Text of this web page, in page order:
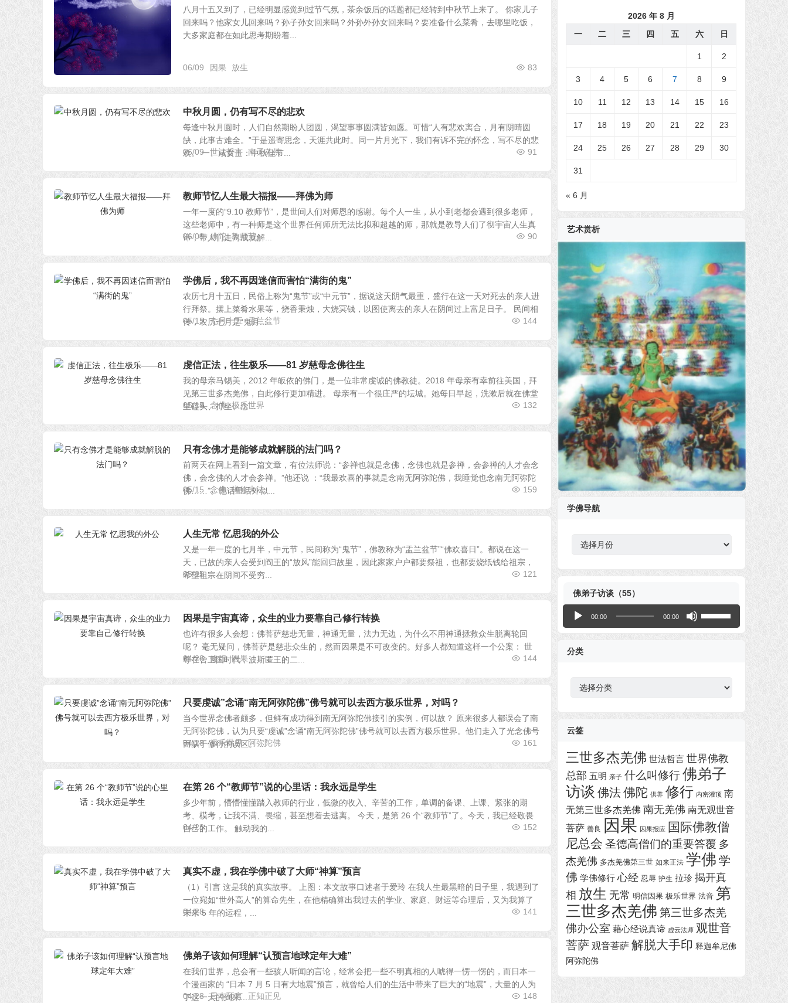
八月十五又到了，已经明显感觉到过节气氛，茶余饭后的话题都已经转到中秋节上来了。 你家儿子
回来吗？他家女儿回来吗？孙子孙女回来吗？外孙外孙女回来吗？要准备什么菜肴，去哪里吃饭，
大多家庭都在如此思考期盼着...
06/09 83
因果 放生
中秋月圆，仍有写不尽的悲欢
每逢中秋月圆时，人们自然期盼人团圆，渴望事事圆满皆如愿。可惜“人有悲欢离合，月有阴晴圆
缺，此事古难全。”于是遥寄思念，天涯共此时。同一片月光下，我们有诉不完的怀念，写不尽的悲
欢。 一、咸女士：中秋佳节...
06/09 91
世法哲言 南无羌佛
教师节忆人生最大福报——拜佛为师
一年一度的“9.10 教师节”，是世间人们对师恩的感谢。每个人一生，从小到老都会遇到很多老师，
这些老师中，有一种师是这个世界任何师所无法比拟和超越的师，那就是教导人们了彻宇宙人生真
谛，带人们走向成就解...
06/09 90
佛陀 教师节
学佛后，我不再因迷信而害怕“满街的鬼”
农历七月十五日，民俗上称为“鬼节”或“中元节”，据说这天阴气最重，盛行在这一天对死去的亲人进
行拜祭。摆上菜肴水果等，烧香秉烛，大烧冥钱，以图使离去的亲人在阴间过上富足日子。 民间相
传，农历七月是“鬼月...
05/15 144
七月十五 盂兰盆节
虔信正法，往生极乐——81 岁慈母念佛往生
我的母亲马锡美，2012 年皈依的佛门，是一位非常虔诚的佛教徒。2018 年母亲有幸前往美国，拜
见第三世多杰羌佛，自此修行更加精进。 母亲有一个很庄严的坛城。她每日早起，洗漱后就在佛堂
里磕头、打坐、念...
05/15 132
念佛 极乐世界
只有念佛才是能够成就解脱的法门吗？
前两天在网上看到一篇文章，有位法师说：“参禅也就是念佛，念佛也就是参禅，会参禅的人才会念
佛，会念佛的人才会参禅。”他还说 ：“我最欢喜的事就是念南无阿弥陀佛，我睡觉也念南无阿弥陀
佛……”。他话里话外似...
05/15 159
念佛 禅修大法
人生无常 忆思我的外公
又是一年一度的七月半，中元节，民间称为“鬼节”，佛教称为“盂兰盆节”“佛欢喜日”。都说在这一
天，已故的亲人会受到阎王的“放风”能回归故里，因此家家户户都要祭祖，也都要烧纸钱给祖宗，
希望祖宗在阴间不受穷...
05/15 121
因果是宇宙真谛，众生的业力要靠自己修行转换
也许有很多人会想：佛菩萨慈悲无量，神通无量，法力无边，为什么不用神通拯救众生脱离轮回
呢？ 毫无疑问，佛菩萨是慈悲众生的，然而因果是不可改变的。好多人都知道这样一个公案： 世
尊在舍卫国时代，波斯匿王的二...
04/28 144
修行 因果
只要虔诚”念诵“南无阿弥陀佛”佛号就可以去西方极乐世界，对吗？
当今世界念佛者颇多，但鲜有成功得到南无阿弥陀佛接引的实例，何以故？ 原来很多人都误会了南
无阿弥陀佛，认为只要“虔诚”念诵“南无阿弥陀佛”佛号就可以去西方极乐世界。他们走入了光念佛号
而缺于修行的误区。 ...
04/28 161
极乐世界 阿弥陀佛
在第 26 个“教师节”说的心里话：我永远是学生
多少年前，懵懵懂懂踏入教师的行业，低微的收入、辛苦的工作，单调的备课、上课、紧张的期
考、模考，让我不满、畏缩，甚至想着去逃离。 今天，是第 26 个“教师节”了。今天，我已经敬畏
自己的工作。 触动我的...
04/28 152
真实不虚，我在学佛中破了大师“神算”预言
（1）引言 这是我的真实故事。 上图：本文故事口述者于爱玲 在我人生最黑暗的日子里，我遇到了
一位宛如“世外高人”的算命先生，在他精确算出我过去的学业、家庭、财运等命理后，又为我算了
未来 5 年的运程，...
04/28 141
佛弟子该如何理解“认预言地球定年大难”
在我们世界，总会有一些骇人听闻的言论，经常会把一些不明真相的人唬得一愣一愣的，而日本一
个漫画家的 “日本 7 月 5 日有大地震”预言，就曾给人们的生活中带来了巨大的“地震”，大量的人为
了这一天的到来...
04/28 148
日本预言 正知正见
2026 年 8 月
一
二 三 四 五 六 日
1 2
3 4 5 6 7 8 9
10 11 12 13 14 15 16
17 18 19 20 21 22 23
24 25 26 27 28 29 30
31
« 6 月
艺术赏析
学佛导航
佛弟子访谈（55）
频
放
00:00 00:00
键
高
或
音
量。
分类
云签
三世多杰羌佛 世法哲言 世界佛教
总部 五明 亲子 什么叫修行 佛弟子
访谈 佛法 佛陀 供养 修行 内密灌顶 南
无第三世多杰羌佛 南无羌佛 南无观世音
菩萨 善良 因果 因果报应 国际佛教僧
尼总会 圣德高僧们的重要答覆 多
杰羌佛 多杰羌佛第三世 如来正法 学佛 学
佛 学佛修行 心经 忍辱 护生 拉珍 揭开真
相 放生 无常 明信因果 极乐世界 法音 第
三世多杰羌佛 第三世多杰羌
佛办公室 藉心经说真谛 虚云法师 观世音
菩萨 观音菩萨 解脱大手印 释迦牟尼佛
阿弥陀佛